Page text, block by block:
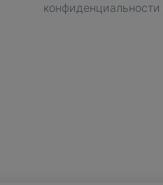
конфиденциальности